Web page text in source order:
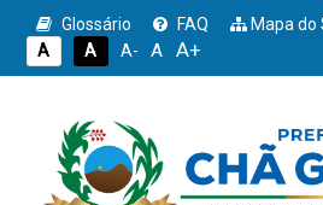
Glossário FAQ Mapa do
A
A A- A A+